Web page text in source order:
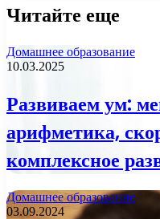
Читайте еще
Домашнее образование
10.03.2025
Развиваем ум:
арифметика,
комплексное
Домашнее образование
03.09.2024